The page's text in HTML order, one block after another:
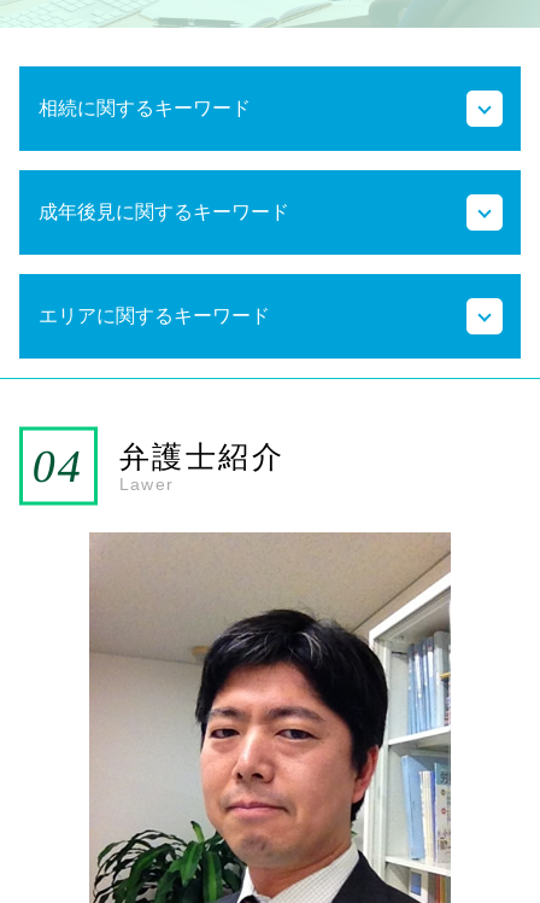
相続に関するキーワード
遺言書 効力
代襲相続 割合
代襲相続 トラブル
相続放棄 兄弟
遺留分侵害額請求
法定相続分 割合
遺留分とは わかりやすく
相続放棄申述書
代襲相続 法定相続人
遺留分減殺請求
相続手続き 代行
成年後見に関するキーワード
成年後見人 手続き
成年後見人 報酬
法定後見制度 わかりやすく
法定後見制度
任意後見制度
成年後見人 複数
成年後見人 登記
任意後見制度について
任意後見制度 デメリット
任意後見制度 費用
法定後見制度 デメリット
法定後見制度 任意後見制度
成年後見人 親族
エリアに関するキーワード
春日市 弁護士 成年後見
JR南福岡駅 弁護士 成年後見
大野城市 弁護士 相続
JR南福岡駅 弁護士 相続
弁護士紹介
Lawer